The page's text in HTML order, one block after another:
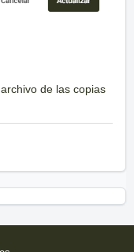
de las copias